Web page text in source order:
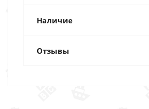
Наличие
Отзывы